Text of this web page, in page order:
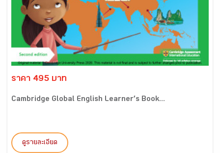
ราคา 495 บาท
Cambridge Global English Learner’s Book...
ดูรายละเอียด